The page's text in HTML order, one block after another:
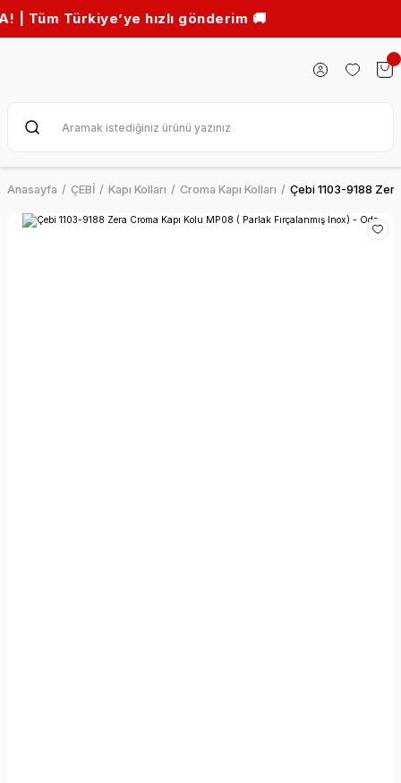
Türkiye’ye hızlı gönderim 🚚
Anasayfa ÇEBİ Kapı Kolları Croma Kapı Kolları Çebi 1103-9188